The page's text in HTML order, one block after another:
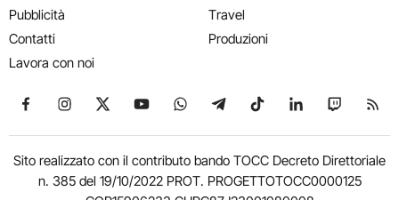
Pubblicità
Contatti
Lavora con noi
Travel
Produzioni
Seguici su Facebook
Seguici su Instagram
Seguici su X
Seguici su YouTube
Seguici su WhatsApp
Seguici su Telegram
Seguici su TikTok
Seguici su
Seguici
Sito realizzato con il contributo bando TOCC Decreto Direttoriale
n. 385 del 19/10/2022 PROT. PROGETTOTOCC0000125